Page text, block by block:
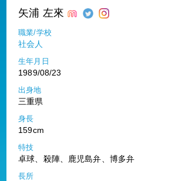
矢浦 左來
職業/学校
社会人
生年月日
1989/08/23
出身地
三重県
身長
159cm
特技
卓球、殺陣、鹿児島弁、博多弁
長所